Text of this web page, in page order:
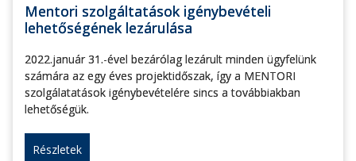
Mentori szolgáltatások igénybevételi
lehetőségének lezárulása
2022.január 31.-ével bezárólag lezárult minden ügyfelünk
számára az egy éves projektidőszak, így a MENTORI
szolgálatatások igénybevételére sincs a továbbiakban
lehetőségük.
Részletek